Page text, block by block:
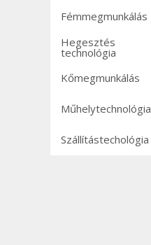
Fémmegmunkálás
Hegesztés
technológia
Kőmegmunkálás
Műhelytechnológia
Szállítástechológia